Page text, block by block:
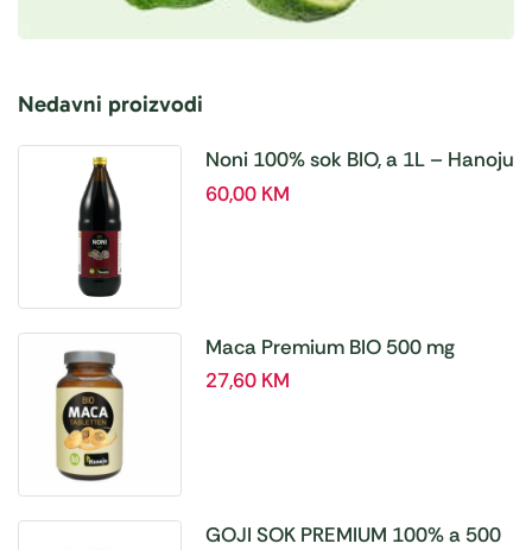
Nedavni proizvodi
Noni 100% sok BIO, a 1L – Hanoju
60,00 KM
Maca Premium BIO 500 mg
tablete, a180 tbl – Hanoju
27,60 KM
GOJI SOK PREMIUM 100% a 500